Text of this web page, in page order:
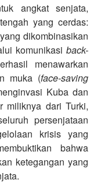
angkat senjata,
yang cerdas:
dikombinasikan
komunikasi back-
menawarkan
muka (face-saving
Kuba dan
miliknya dari Turki,
persenjataan
krisis yang
bahwa
ketegangan yang